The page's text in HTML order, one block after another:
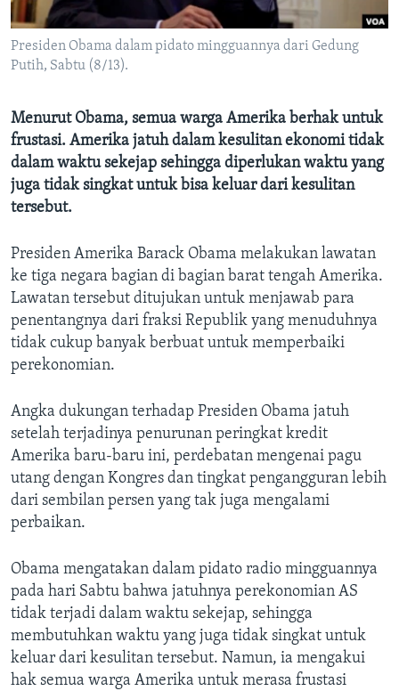
Presiden Obama dalam pidato mingguannya dari Gedung
Putih, Sabtu (8/13).
Menurut Obama, semua warga Amerika berhak untuk
frustasi. Amerika jatuh dalam kesulitan ekonomi tidak
dalam waktu sekejap sehingga diperlukan waktu yang
juga tidak singkat untuk bisa keluar dari kesulitan
tersebut.
Presiden Amerika Barack Obama melakukan lawatan
ke tiga negara bagian di bagian barat tengah Amerika.
Lawatan tersebut ditujukan untuk menjawab para
penentangnya dari fraksi Republik yang menuduhnya
tidak cukup banyak berbuat untuk memperbaiki
perekonomian.
Angka dukungan terhadap Presiden Obama jatuh
setelah terjadinya penurunan peringkat kredit
Amerika baru-baru ini, perdebatan mengenai pagu
utang dengan Kongres dan tingkat pengangguran lebih
dari sembilan persen yang tak juga mengalami
perbaikan.
Obama mengatakan dalam pidato radio mingguannya
pada hari Sabtu bahwa jatuhnya perekonomian AS
tidak terjadi dalam waktu sekejap, sehingga
membutuhkan waktu yang juga tidak singkat untuk
keluar dari kesulitan tersebut. Namun, ia mengakui
hak semua warga Amerika untuk merasa frustasi